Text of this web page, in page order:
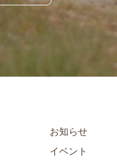
お知らせ
イベント